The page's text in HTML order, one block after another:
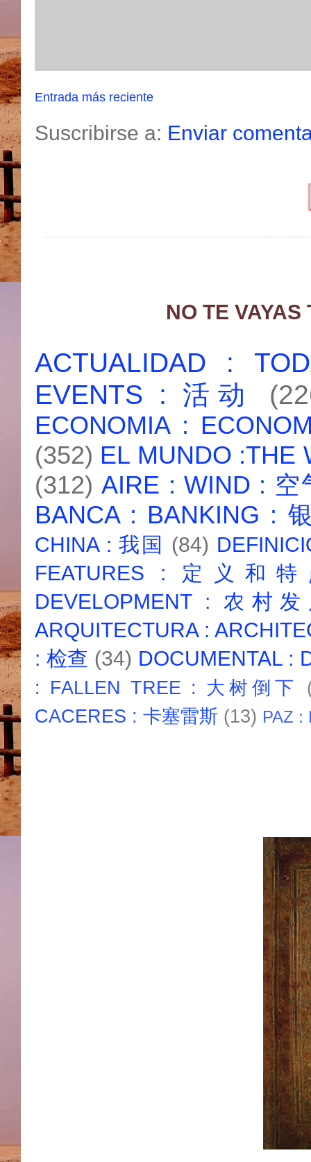
Entrada más reciente
Suscribirse a: Enviar
NO TE
ACTUALIDAD :
EVENTS : 活动
ECONOMIA :
(352) EL MUNDO :THE
(312) AIRE : WIND : 空
BANCA : BANKING :
CHINA : 我国 (84)
FEATURES : 定义和
DEVELOPMENT : 农村
ARQUITECTURA :
: 检查 (34) DOCUMENTAL :
: FALLEN TREE : 大树倒下
CACERES : 卡塞雷斯 (13) PAZ :